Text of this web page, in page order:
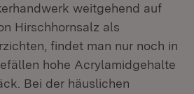
weitgehend auf
Hirschhornsalz als
findet man nur noch in
hohe Acrylamidgehalte
Bei der häuslichen